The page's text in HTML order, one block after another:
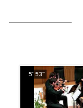
5' 53''